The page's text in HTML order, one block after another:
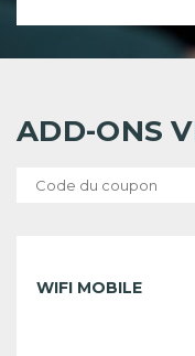
ADD-ONS
WIFI MOBILE